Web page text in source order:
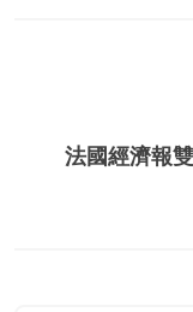
法國經濟報